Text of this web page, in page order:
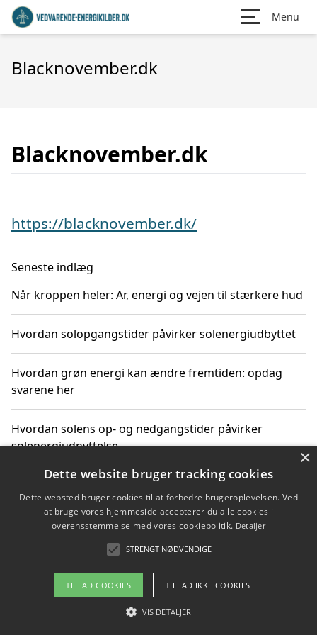
Menu
Blacknovember.dk
Blacknovember.dk
https://blacknovember.dk/
Seneste indlæg
Når kroppen heler: Ar, energi og vejen til stærkere hud
Hvordan solopgangstider påvirker solenergiudbyttet
Hvordan grøn energi kan ændre fremtiden: opdag
svarene her
Hvordan solens op- og nedgangstider påvirker
solenergiudnyttelse
Hvordan du får svar på energispørgsmål om
vedvarende energikilder
Om / kontakt
Blog Betingelser
×
Dette website bruger tracking cookies
Dette websted bruger cookies til at forbedre brugeroplevelsen. Ved
at bruge vores hjemmeside accepterer du alle cookies i
overensstemmelse med vores cookiepolitik. Detaljer
STRENGT NØDVENDIGE
TILLAD COOKIES TILLAD IKKE COOKIES
VIS DETALJER